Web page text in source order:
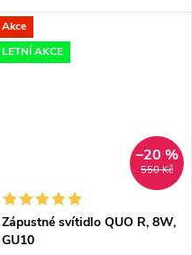
výškou. K dispozici ve 4
velikostech a 2 barvách - bílé
nebo černé.
Akce
LETNÍ AKCE
550 Kč
–20 %
Zápustné svítidlo QUO R, 8W,
GU10